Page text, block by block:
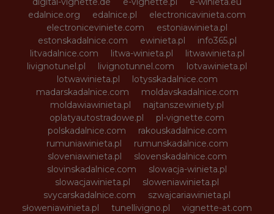
edalnice.org
edalnice.pl
electronicavinieta.com
electroniceviniete.com
estoniawinieta.pl
estonskadalnice.com
ewinieta.pl
info365.pl
litvadalnice.com
litwa-winieta.pl
litwawinieta.pl
livignotunel.pl
livignotunnel.com
lotvawinieta.pl
lotwawinieta.pl
lotysskadalnice.com
madarskadalnice.com
moldavskadalnice.com
moldawiawinieta.pl
najtanszewiniety.pl
oplatyautostradowe.pl
pl-vignette.com
polskadalnice.com
rakouskadalnice.com
rumuniawinieta.pl
rumunskadalnice.com
sloveniawinieta.pl
slovenskadalnice.com
slovinskadalnice.com
slowacja-winieta.pl
slowacjawinieta.pl
sloweniawinieta.pl
svycarskadalnice.com
szwajcariawinieta.pl
słoweniawinieta.pl
tunellivigno.pl
vignette-at.com